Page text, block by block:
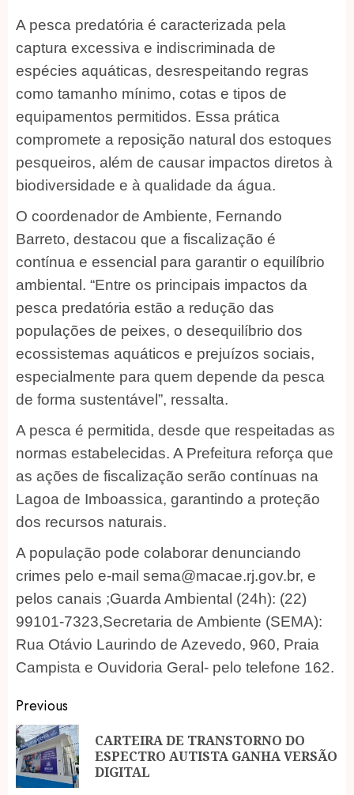
A pesca predatória é caracterizada pela
captura excessiva e indiscriminada de
espécies aquáticas, desrespeitando regras
como tamanho mínimo, cotas e tipos de
equipamentos permitidos. Essa prática
compromete a reposição natural dos estoques
pesqueiros, além de causar impactos diretos à
biodiversidade e à qualidade da água.
O coordenador de Ambiente, Fernando
Barreto, destacou que a fiscalização é
contínua e essencial para garantir o equilíbrio
ambiental. “Entre os principais impactos da
pesca predatória estão a redução das
populações de peixes, o desequilíbrio dos
ecossistemas aquáticos e prejuízos sociais,
especialmente para quem depende da pesca
de forma sustentável”, ressalta.
A pesca é permitida, desde que respeitadas as
normas estabelecidas. A Prefeitura reforça que
as ações de fiscalização serão contínuas na
Lagoa de Imboassica, garantindo a proteção
dos recursos naturais.
A população pode colaborar denunciando
crimes pelo e-mail sema@macae.rj.gov.br, e
pelos canais ;Guarda Ambiental (24h): (22)
99101-7323,Secretaria de Ambiente (SEMA):
Rua Otávio Laurindo de Azevedo, 960, Praia
Campista e Ouvidoria Geral- pelo telefone 162.
Post
navigation
Previous
CARTEIRA DE TRANSTORNO DO
ESPECTRO AUTISTA GANHA VERSÃO
DIGITAL